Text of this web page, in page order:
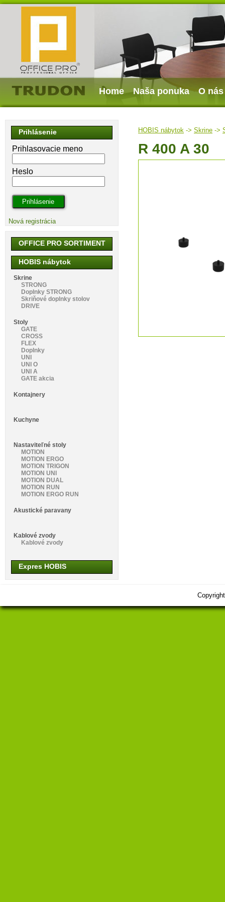
Home Naša ponuka O nás
HOBIS nábytok -> Skrine ->
R 400 A 30
Prihlásenie
Prihlasovacie meno
Heslo
Nová registrácia
OFFICE PRO SORTIMENT
HOBIS nábytok
Skrine
STRONG
Doplnky STRONG
Skriňové doplnky stolov
DRIVE
Stoly
GATE
CROSS
FLEX
Doplnky
UNI
UNI O
UNI A
GATE akcia
Kontajnery
Kuchyne
Nastaviteľné stoly
MOTION
MOTION ERGO
MOTION TRIGON
MOTION UNI
MOTION DUAL
MOTION RUN
MOTION ERGO RUN
Akustické paravany
Kablové zvody
Kablové zvody
Expres HOBIS